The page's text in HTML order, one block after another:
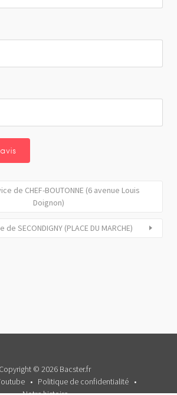
de CHEF-BOUTONNE (6 avenue Louis
Doignon)
SECONDIGNY (PLACE DU MARCHE)
Copyright © 2026 Bacster.fr
Politique de confidentialité